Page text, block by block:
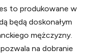
to produkowane w
będą doskonałym
mężczyzny.
na dobranie